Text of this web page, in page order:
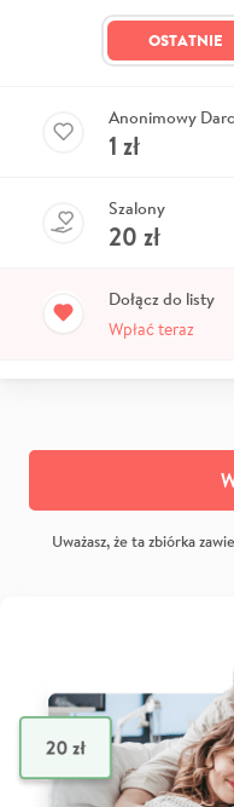
OSTATNIE
Anonimowy
1 zł
Szalony
20 zł
Dołącz do listy
Wpłać teraz
Uważasz, że ta zbiórka